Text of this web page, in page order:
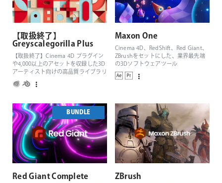
【取扱終了】
Greyscalegorilla Plus
【取扱終了】Cinema 4D プラグイン
や4,000以上のアセットを収録した3D
アーティスト向けの高品質ライブラリ
Maxon One
Cinema 4D、RedShift、Red Giant、
ZBrushをセットにした、業界最先端
の3Dソフトウェアツール
BUNDLE
Red Giant Complete ZBrush